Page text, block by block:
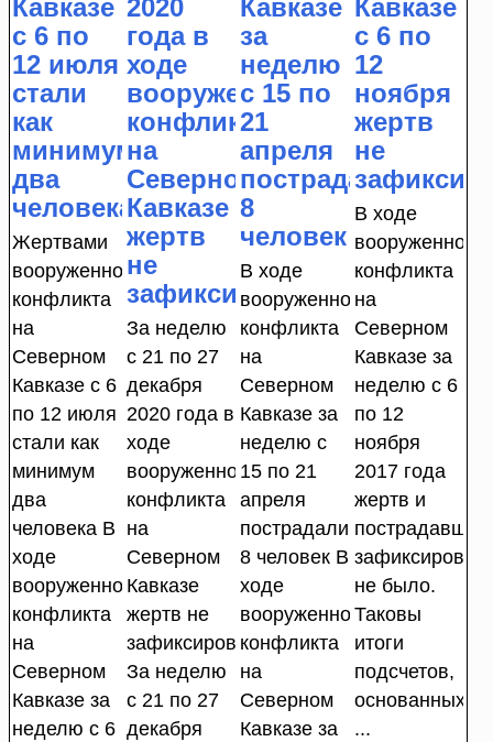
Кавказе
с 6 по
12 июля
стали
как
минимум
два
человека
Жертвами
вооруженного
конфликта
на
Северном
Кавказе с 6
по 12 июля
стали как
минимум
два
человека В
ходе
вооруженного
конфликта
на
Северном
Кавказе за
неделю с 6
2020
года в
ходе
вооруженного
конфликта
на
Северном
Кавказе
жертв
не
зафиксировано
За неделю
с 21 по 27
декабря
2020 года в
ходе
вооруженного
конфликта
на
Северном
Кавказе
жертв не
зафиксировано
За неделю
с 21 по 27
декабря
Кавказе
за
неделю
с 15 по
21
апреля
пострадали
8
человек
В ходе
вооруженного
конфликта
на
Северном
Кавказе за
неделю с
15 по 21
апреля
пострадали
8 человек В
ходе
вооруженного
конфликта
на
Северном
Кавказе за
Кавказе
с 6 по
12
ноября
жертв
не
В ходе
вооруженного
конфликта
на
Северном
Кавказе за
неделю с 6
по 12
ноября
2017 года
жертв и
пострадавших
не было.
Таковы
итоги
подсчетов,
основанных
...